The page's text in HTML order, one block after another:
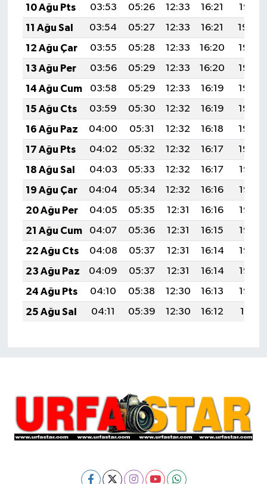
10 Ağu Pts
03:53 05:26 12:33 16:21
19:31
11 Ağu Sal
03:54 05:27 12:33 16:21
19:30
12 Ağu Çar
03:55 05:28 12:33 16:20
19:28
13 Ağu Per
03:56 05:29 12:33 16:20
19:27
14 Ağu Cum
03:58 05:29 12:33 16:19
19:26
15 Ağu Cts
03:59 05:30 12:32 16:19
19:25
16 Ağu Paz
04:00 05:31 12:32 16:18
19:23
17 Ağu Pts
04:02 05:32 12:32 16:17
19:22
18 Ağu Sal
04:03 05:33 12:32 16:17
19:21
19 Ağu Çar
04:04 05:34 12:32 16:16
19:19
20 Ağu Per
04:05 05:35 12:31 16:16
19:18
21 Ağu Cum
04:07 05:36 12:31 16:15
19:17
22 Ağu Cts
04:08 05:37 12:31 16:14
19:15
23 Ağu Paz
04:09 05:37 12:31 16:14
19:14
24 Ağu Pts
04:10 05:38 12:30 16:13
19:13
25 Ağu Sal
04:11 05:39 12:30 16:12 19:11